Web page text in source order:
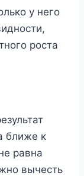
у него
роста
ближе к
равна
вычесть